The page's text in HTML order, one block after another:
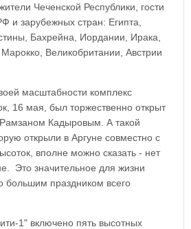
Чеченской Республики, гости
и зарубежных стран: Египта,
Бахрейна, Иордании, Ирака,
Великобритании, Австрии
масштабности комплекс
16 мая, был торжественно открыт
Кадыровым. А такой
открыли в Аргуне совместно с
вполне можно сказать - нет
Это значительное для жизни
большим праздником всего
1" включено пять высотных